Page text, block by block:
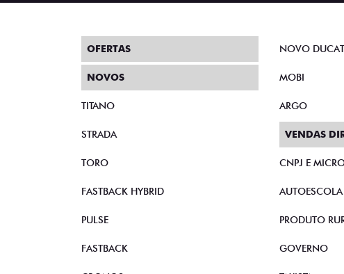
OFERTAS
NOVOS
TITANO
STRADA
TORO
FASTBACK HYBRID
PULSE
FASTBACK
NOVO
MOBI
ARGO
VENDAS
CNPJ E
AUTOESCOLA
PRODUTO
GOVERNO